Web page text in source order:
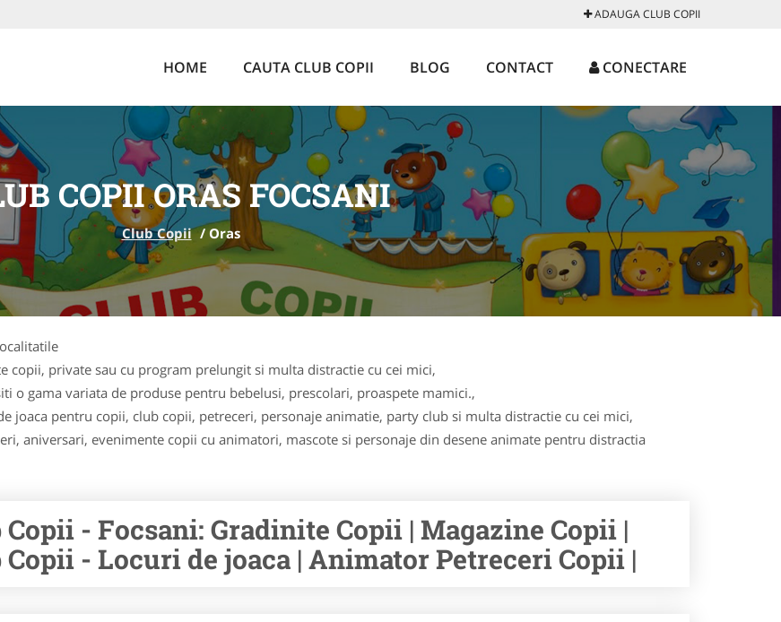
ADAUGA CLUB COPII
HOME CAUTA CLUB COPII BLOG CONTACT CONECTARE
COPII ORAS FOCSANI
Club Copii / Oras
copii, private sau cu program prelungit si multa distractie cu cei mici,
o gama variata de produse pentru bebelusi, prescolari, proaspete mamici.,
joaca pentru copii, club copii, petreceri, personaje animatie, party club si multa distractie cu cei mici,
aniversari, evenimente copii cu animatori, mascote si personaje din desene animate pentru distractia
Copii - Focsani: Gradinite Copii | Magazine Copii |
Copii - Locuri de joaca | Animator Petreceri Copii |